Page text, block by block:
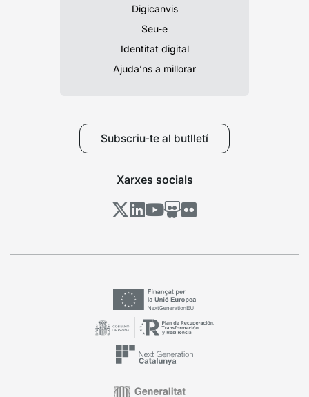
Digicanvis
Seu-e
Identitat digital
Ajuda’ns a millorar
Subscriu-te al butlletí
Xarxes socials